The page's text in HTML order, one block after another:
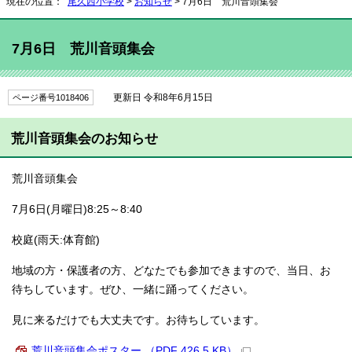
7月6日 荒川音頭集会
ページ番号1018406 更新日 令和8年6月15日
荒川音頭集会のお知らせ
荒川音頭集会
7月6日(月曜日)8:25～8:40
校庭(雨天:体育館)
地域の方・保護者の方、どなたでも参加できますので、当日、お
待ちしています。ぜひ、一緒に踊ってください。
見に来るだけでも大丈夫です。お待ちしています。